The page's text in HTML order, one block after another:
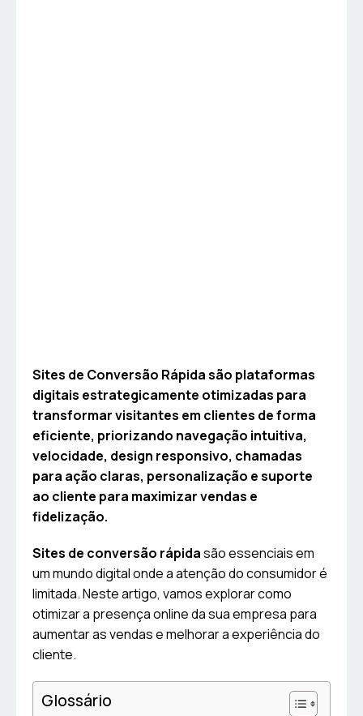
Sites de Conversão Rápida são plataformas
digitais estrategicamente otimizadas para
transformar visitantes em clientes de forma
eficiente, priorizando navegação intuitiva,
velocidade, design responsivo, chamadas
para ação claras, personalização e suporte
ao cliente para maximizar vendas e
fidelização.
Sites de conversão rápidasão essenciais em
um mundo digital onde a atenção do consumidor é
limitada. Neste artigo, vamos explorar como
otimizar a presença online da sua empresa para
aumentar as vendas e melhorar a experiência do
cliente.
Glossário